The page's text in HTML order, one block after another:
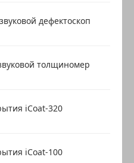
дефектоскоп
толщиномер
iCoat-320
iCoat-100